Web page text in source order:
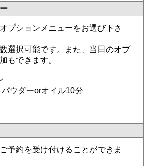
プションメニューをお選び下さ
選択可能です。また、当日のオプ
もできます。
ウダーorオイル10分
予約を受け付けることができま